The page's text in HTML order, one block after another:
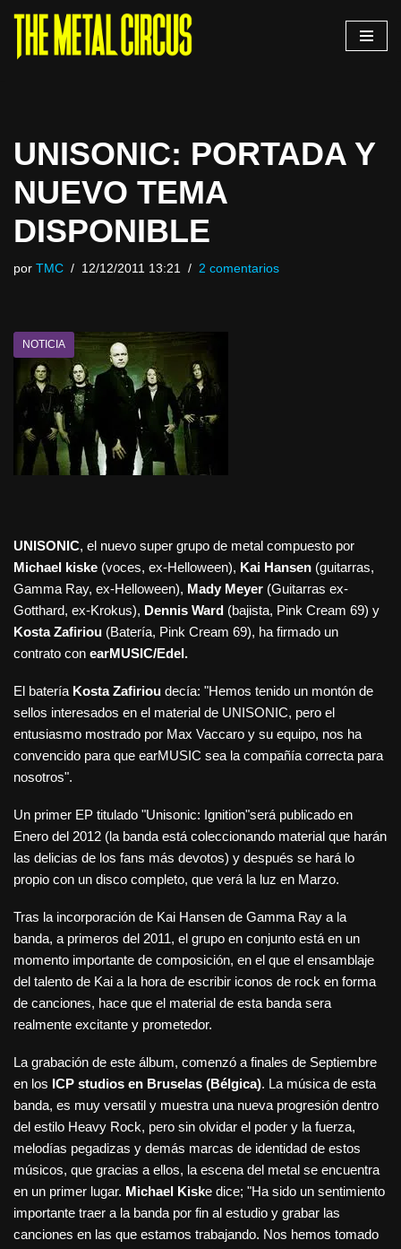
Saltar
UNISONIC: PORTADA Y
NUEVO TEMA
DISPONIBLE
por TMC 12/12/2011 13:21 2 comentarios
NOTICIA
UNISONIC, el nuevo super grupo de metal compuesto por
Michael kiske (voces, ex-Helloween), Kai Hansen (guitarras,
Gamma Ray, ex-Helloween), Mady Meyer (Guitarras ex-
Gotthard, ex-Krokus), Dennis Ward (bajista, Pink Cream 69) y
Kosta Zafiriou (Batería, Pink Cream 69), ha firmado un
contrato con earMUSIC/Edel.
El batería Kosta Zafiriou decía: "Hemos tenido un montón de
sellos interesados en el material de UNISONIC, pero el
entusiasmo mostrado por Max Vaccaro y su equipo, nos ha
convencido para que earMUSIC sea la compañía correcta para
nosotros".
Un primer EP titulado "Unisonic: Ignition"será publicado en
Enero del 2012 (la banda está coleccionando material que harán
las delicias de los fans más devotos) y después se hará lo
propio con un disco completo, que verá la luz en Marzo.
Tras la incorporación de Kai Hansen de Gamma Ray a la
banda, a primeros del 2011, el grupo en conjunto está en un
momento importante de composición, en el que el ensamblaje
del talento de Kai a la hora de escribir iconos de rock en forma
de canciones, hace que el material de esta banda sera
realmente excitante y prometedor.
La grabación de este álbum, comenzó a finales de Septiembre
en los ICP studios en Bruselas (Bélgica). La música de esta
banda, es muy versatil y muestra una nueva progresión dentro
del estilo Heavy Rock, pero sin olvidar el poder y la fuerza,
melodías pegadizas y demás marcas de identidad de estos
músicos, que gracias a ellos, la escena del metal se encuentra
en un primer lugar. Michael Kiske dice; "Ha sido un sentimiento
importante traer a la banda por fin al estudio y grabar las
canciones en las que estamos trabajando. Nos hemos tomado